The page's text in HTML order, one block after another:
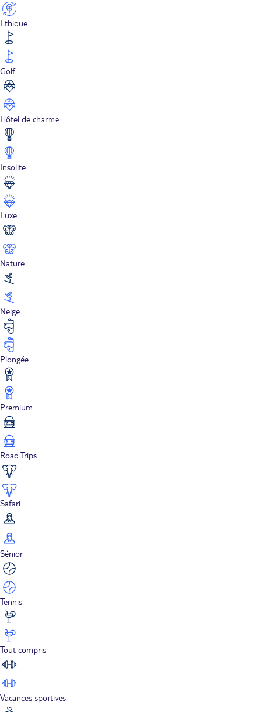
Ethique
Golf
Hôtel de charme
Insolite
Luxe
Nature
Neige
Plongée
Premium
Road Trips
Safari
Sénior
Tennis
Tout compris
Vacances sportives